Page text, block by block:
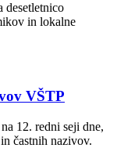
desetletnico
in lokalne
VŠTP
12. redni seji dne,
častnih nazivov.